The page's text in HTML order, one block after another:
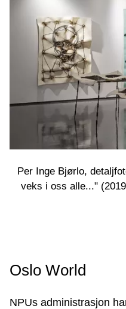
Per Inge Bjørlo,
veks i oss alle..."
Oslo World
NPUs administrasjon